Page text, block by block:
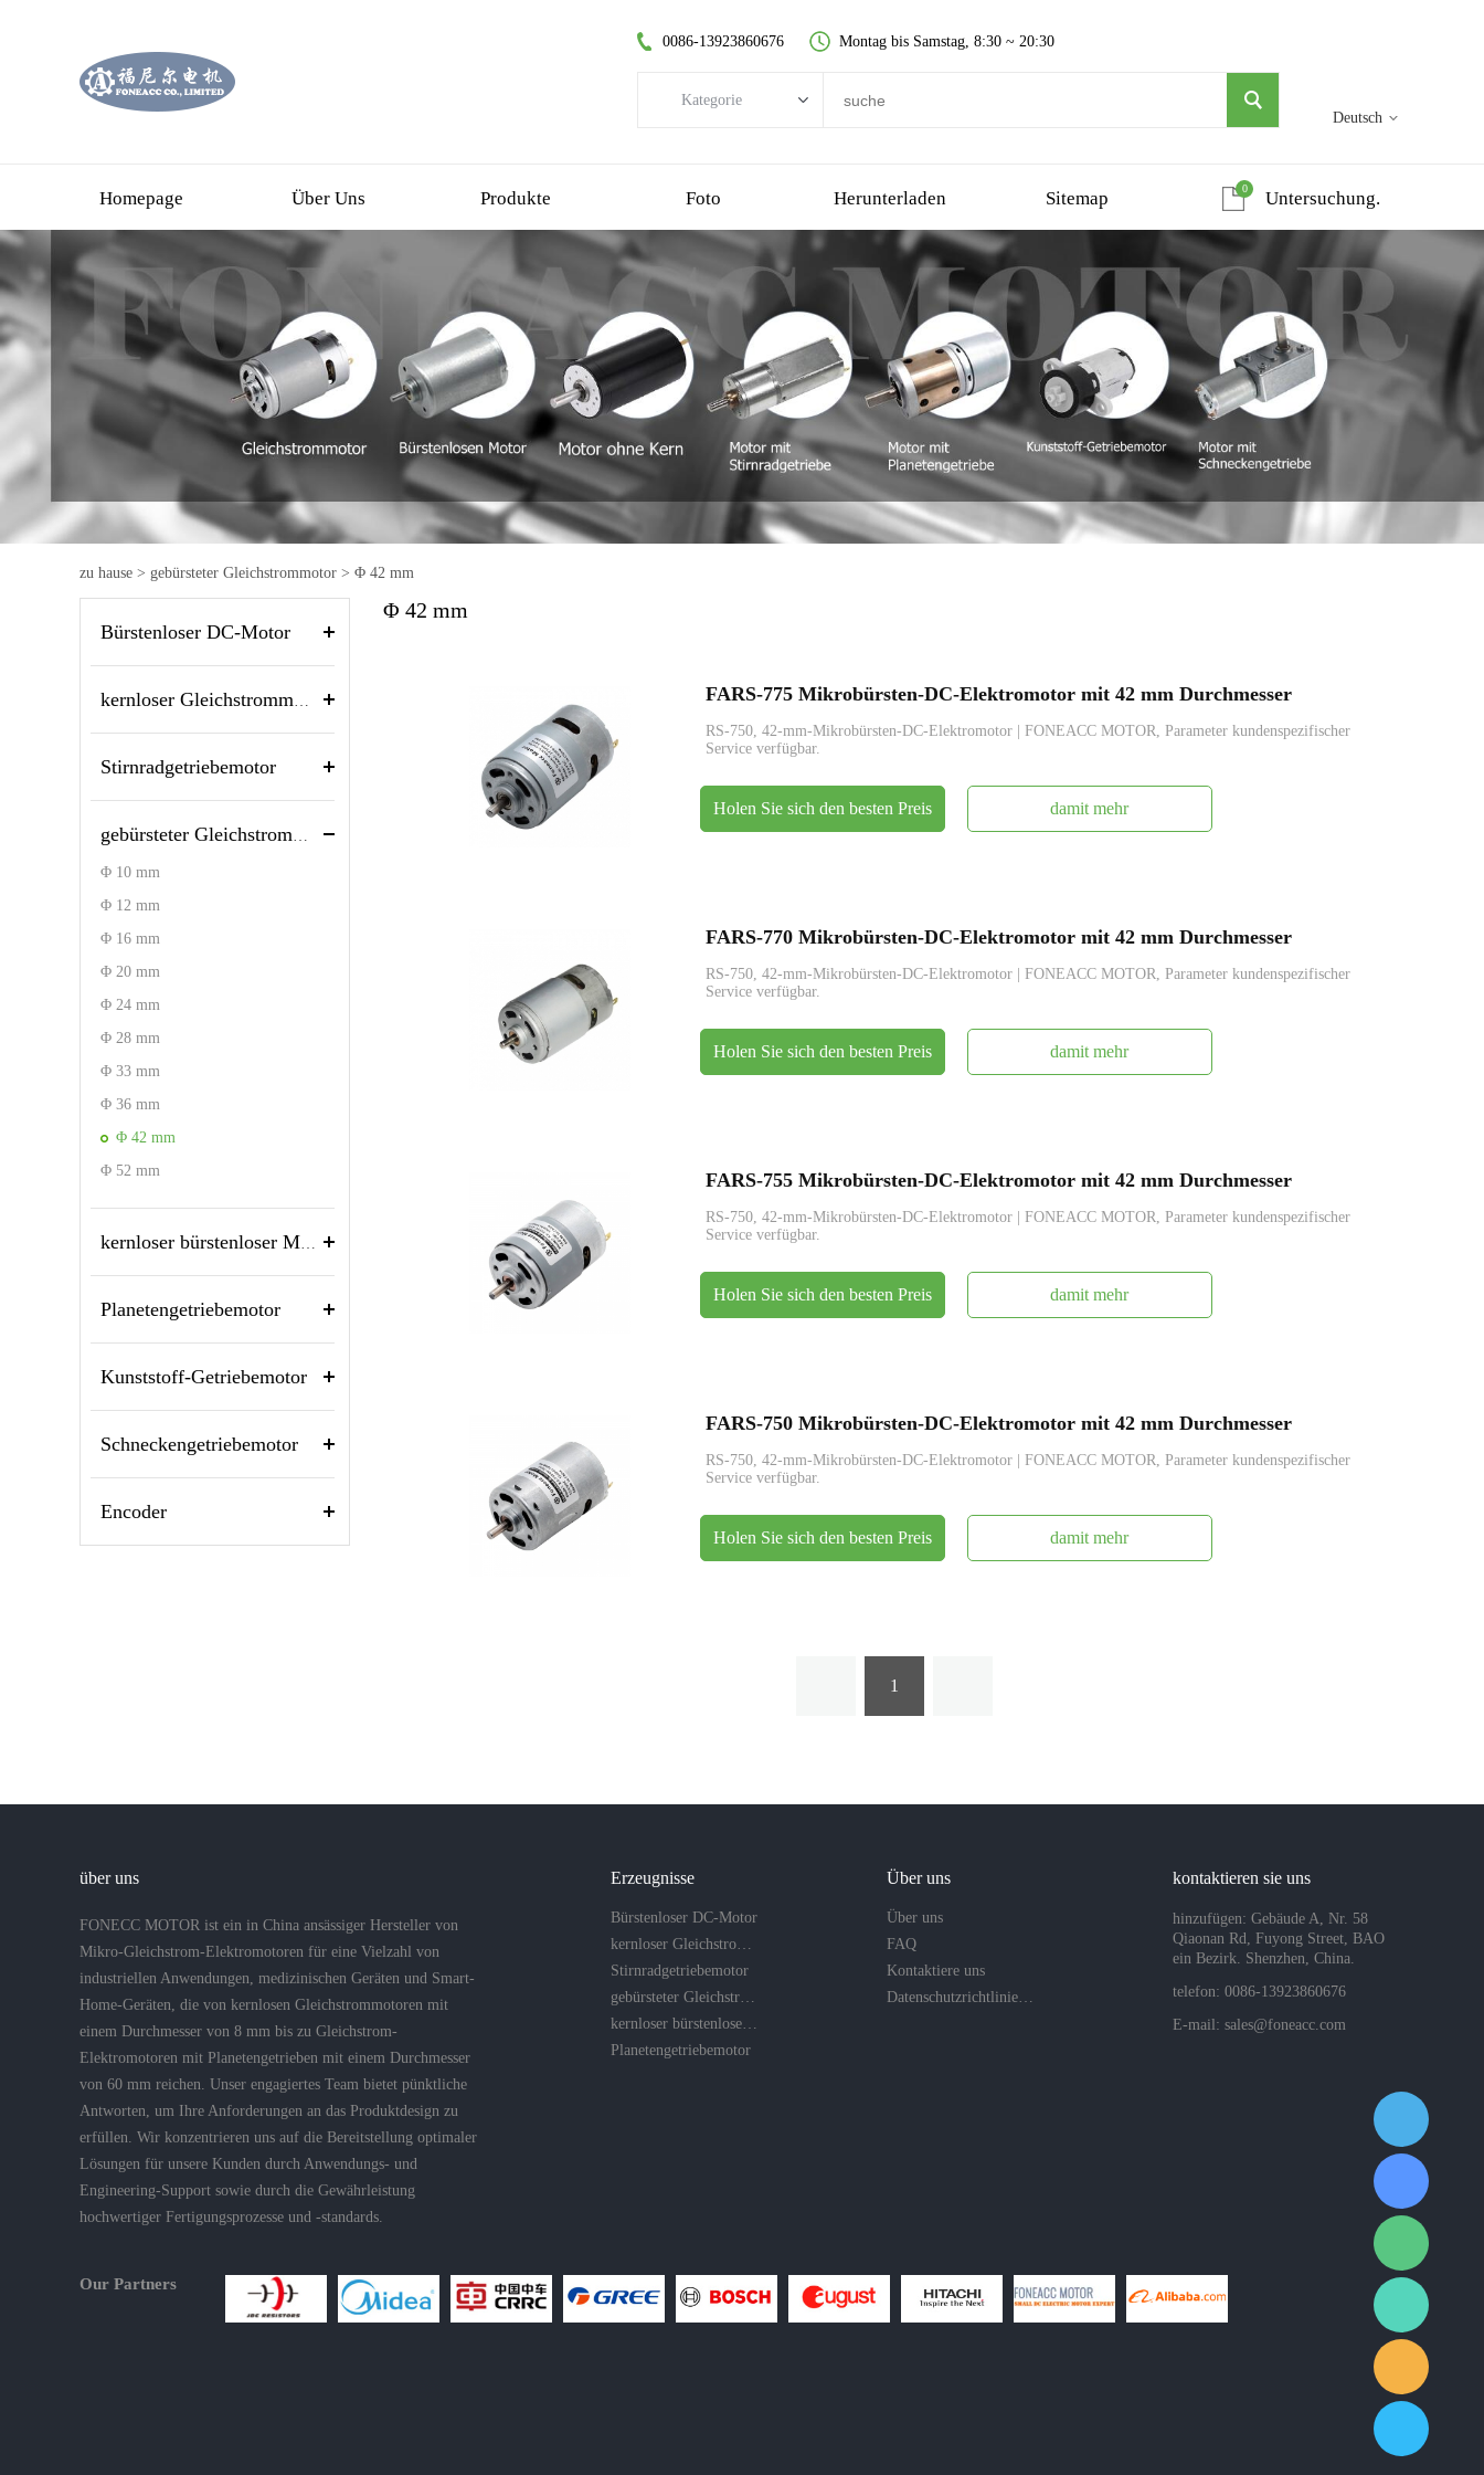
Deutsch
0086-13923860676 Montag bis Samstag, 8:30 ~ 20:30
Kategorie
Stirnradgetriebemotor
kernloser bürstenloser Motor
Planetengetriebemotor
Kunststoff-Getriebemotor
Schneckengetriebemotor
Homepage Über Uns Produkte Foto Herunterladen Sitemap Untersuchung.
0
zu hause > gebürsteter Gleichstrommotor > Φ 42 mm
Bürstenloser DC-Motor
Stirnradgetriebemotor
Φ 10 mm
Φ 12 mm
Φ 16 mm
Φ 20 mm
Φ 24 mm
Φ 28 mm
Φ 33 mm
Φ 36 mm
Φ 42 mm
Φ 52 mm
Planetengetriebemotor
Kunststoff-Getriebemotor
Schneckengetriebemotor
Encoder
Φ 42 mm
FARS-775 Mikrobürsten-DC-Elektromotor mit 42 mm Durchmesser
RS-750, 42-mm-Mikrobürsten-DC-Elektromotor | FONEACC MOTOR, Parameter kundenspezifischer
Service verfügbar.
Holen Sie sich den besten Preis damit mehr
FARS-770 Mikrobürsten-DC-Elektromotor mit 42 mm Durchmesser
RS-750, 42-mm-Mikrobürsten-DC-Elektromotor | FONEACC MOTOR, Parameter kundenspezifischer
Service verfügbar.
Holen Sie sich den besten Preis damit mehr
FARS-755 Mikrobürsten-DC-Elektromotor mit 42 mm Durchmesser
RS-750, 42-mm-Mikrobürsten-DC-Elektromotor | FONEACC MOTOR, Parameter kundenspezifischer
Service verfügbar.
Holen Sie sich den besten Preis damit mehr
FARS-750 Mikrobürsten-DC-Elektromotor mit 42 mm Durchmesser
RS-750, 42-mm-Mikrobürsten-DC-Elektromotor | FONEACC MOTOR, Parameter kundenspezifischer
Service verfügbar.
Holen Sie sich den besten Preis damit mehr
1
über uns
FONECC MOTOR ist ein in China ansässiger Hersteller von
Mikro-Gleichstrom-Elektromotoren für eine Vielzahl von
industriellen Anwendungen, medizinischen Geräten und Smart-
Home-Geräten, die von kernlosen Gleichstrommotoren mit
einem Durchmesser von 8 mm bis zu Gleichstrom-
Elektromotoren mit Planetengetrieben mit einem Durchmesser
von 60 mm reichen. Unser engagiertes Team bietet pünktliche
Antworten, um Ihre Anforderungen an das Produktdesign zu
erfüllen. Wir konzentrieren uns auf die Bereitstellung optimaler
Lösungen für unsere Kunden durch Anwendungs- und
Engineering-Support sowie durch die Gewährleistung
hochwertiger Fertigungsprozesse und -standards.
Erzeugnisse
Bürstenloser DC-Motor
Stirnradgetriebemotor
Planetengetriebemotor
Über uns
Über uns
FAQ
Kontaktiere uns
kontaktieren sie uns
hinzufügen: Gebäude A, Nr. 58
Qiaonan Rd, Fuyong Street, BAO
ein Bezirk. Shenzhen, China.
telefon: 0086-13923860676
E-mail: sales@foneacc.com
Our Partners